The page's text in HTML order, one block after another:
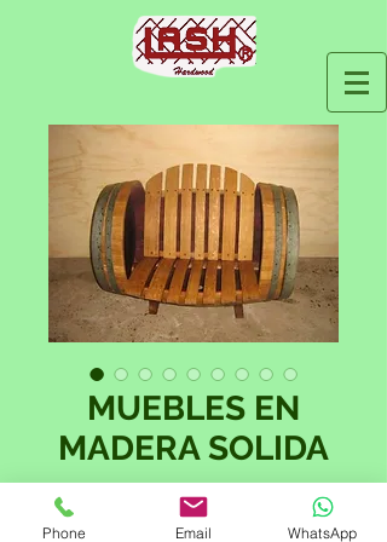
MUEBLES EN
MADERA SOLIDA
Phone Email WhatsApp